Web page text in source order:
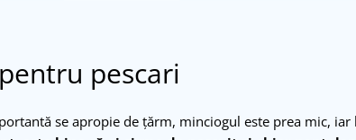
pescari
se apropie de țărm, minciogul este prea mic,